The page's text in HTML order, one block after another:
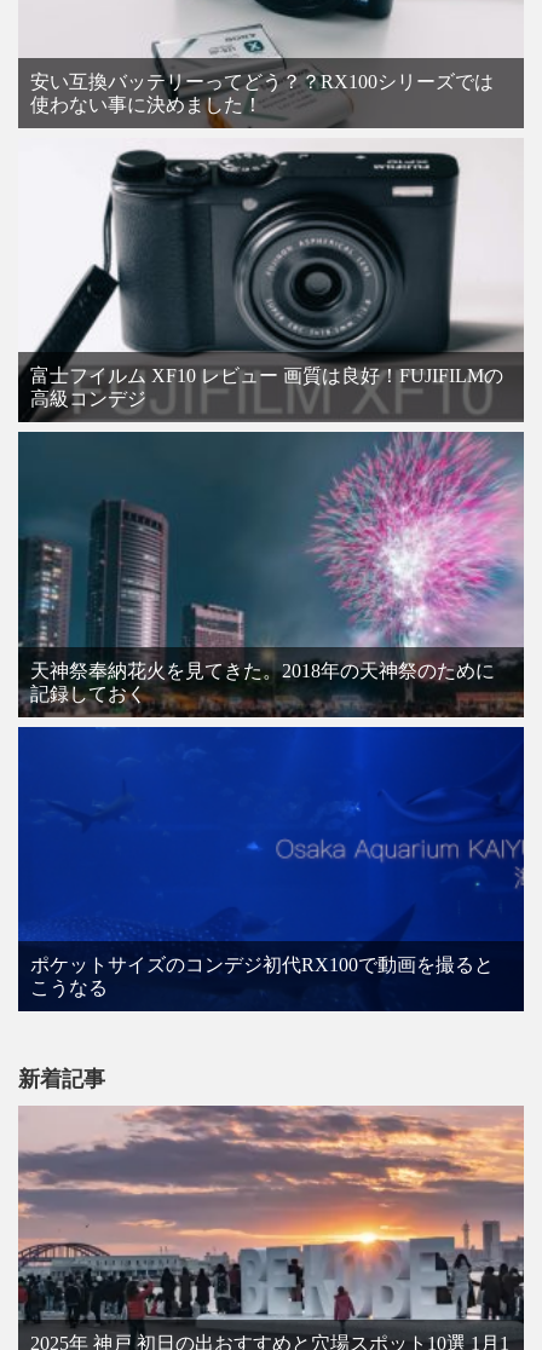
安い互換バッテリーってどう？？RX100シリーズでは
使わない事に決めました！
富士フイルム XF10 レビュー 画質は良好！FUJIFILMの
高級コンデジ
天神祭奉納花火を見てきた。2018年の天神祭のために
記録しておく
ポケットサイズのコンデジ初代RX100で動画を撮ると
こうなる
新着記事
2025年 神戸 初日の出おすすめと穴場スポット10選 1月1